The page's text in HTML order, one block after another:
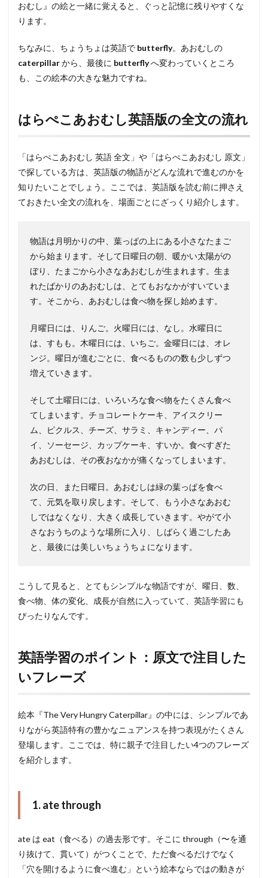
おむし』の絵と一緒に覚えると、ぐっと記憶に残りやすくな
ります。
ちなみに、ちょうちょは英語で butterfly。あおむしの
caterpillarから、最後に butterflyへ変わっていくところ
も、この絵本の大きな魅力ですね。
はらぺこあおむし英語版の全文の流れ
「はらぺこあおむし 英語 全文」や「はらぺこあおむし 原文」
で探している方は、英語版の物語がどんな流れで進むのかを
知りたいことでしょう。ここでは、英語版を読む前に押さえ
ておきたい全文の流れを、場面ごとにざっくり紹介します。
物語は月明かりの中、葉っぱの上にある小さなたまご
から始まります。そして日曜日の朝、暖かい太陽がの
ぼり、たまごから小さなあおむしが生まれます。生ま
れたばかりのあおむしは、とてもおなかがすいていま
す。そこから、あおむしは食べ物を探し始めます。
月曜日には、りんご。火曜日には、なし。水曜日に
は、すもも。木曜日には、いちご。金曜日には、オレ
ンジ。曜日が進むごとに、食べるものの数も少しずつ
増えていきます。
そして土曜日には、いろいろな食べ物をたくさん食べ
てしまいます。チョコレートケーキ、アイスクリー
ム、ピクルス、チーズ、サラミ、キャンディー、パ
イ、ソーセージ、カップケーキ、すいか。食べすぎた
あおむしは、その夜おなかが痛くなってしまいます。
次の日、また日曜日。あおむしは緑の葉っぱを食べ
て、元気を取り戻します。そして、もう小さなあおむ
しではなくなり、大きく成長していきます。やがて小
さなおうちのような場所に入り、しばらく過ごしたあ
と、最後には美しいちょうちょになります。
こうして見ると、とてもシンプルな物語ですが、曜日、数、
食べ物、体の変化、成長が自然に入っていて、英語学習にも
ぴったりなんです。
英語学習のポイント：原文で注目した
いフレーズ
絵本『The Very Hungry Caterpillar』の中には、シンプルであ
りながら英語特有の豊かなニュアンスを持つ表現がたくさん
登場します。ここでは、特に親子で注目したい4つのフレーズ
を紹介します。
1. ate through
ate は eat（食べる）の過去形です。そこに through（〜を通
り抜けて、貫いて）がつくことで、ただ食べるだけでなく
「穴を開けるように食べ進む」という絵本ならではの動きが